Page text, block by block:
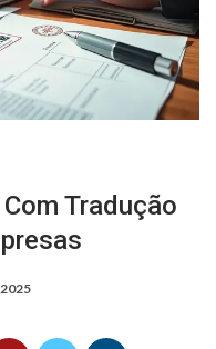
Tradução